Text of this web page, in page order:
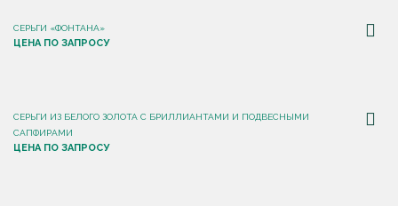
СЕРЬГИ «ФОНТАНА»
ЦЕНА ПО ЗАПРОСУ
СЕРЬГИ ИЗ БЕЛОГО ЗОЛОТА С БРИЛЛИАНТАМИ И ПОДВЕСНЫМИ
САПФИРАМИ
ЦЕНА ПО ЗАПРОСУ